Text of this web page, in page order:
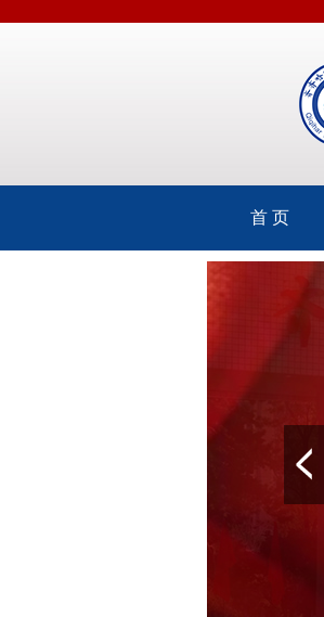
首 页